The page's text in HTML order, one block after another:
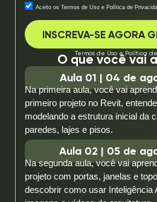
Aceito os Termos de Uso e Política de
INSCREVA-SE AGORA
Termos de Usoe Política
O que você vai
Aula 01 | 04 de
Na primeira aula, você vai
primeiro projeto no Revit,
modelando a estrutura inicial da
paredes, lajes e pisos.
Aula 02 | 05 de
Na segunda aula, você vai
projeto com portas, janelas e
descobrir como usar Inteligência